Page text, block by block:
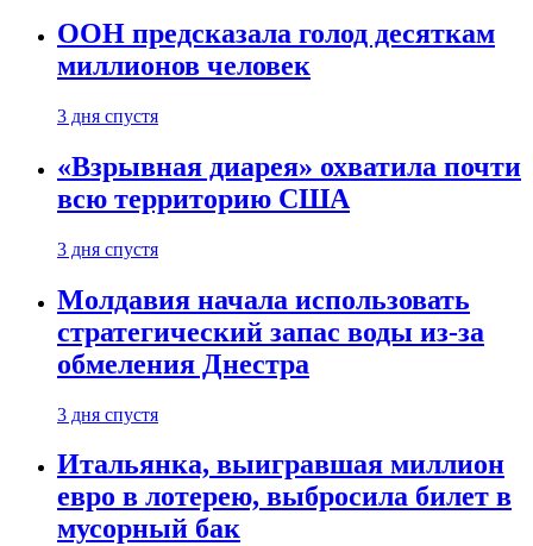
ООН предсказала голод десяткам
миллионов человек
3 дня спустя
«Взрывная диарея» охватила почти
всю территорию США
3 дня спустя
Молдавия начала использовать
стратегический запас воды из-за
обмеления Днестра
3 дня спустя
Итальянка, выигравшая миллион
евро в лотерею, выбросила билет в
мусорный бак